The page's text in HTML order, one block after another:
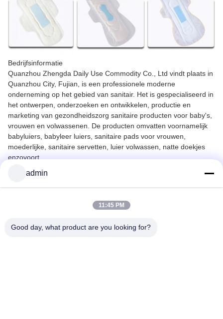
Bedrijfsinformatie
Quanzhou Zhengda Daily Use Commodity Co., Ltd vindt plaats in
Quanzhou City, Fujian, is een professionele moderne
onderneming op het gebied van sanitair. Het is gespecialiseerd in
het ontwerpen, onderzoeken en ontwikkelen, productie en
marketing van gezondheidszorg sanitaire producten voor baby's,
vrouwen en volwassenen. De producten omvatten voornamelijk
babyluiers, babyleer luiers, sanitaire pads voor vrouwen,
moederlijke, sanitaire servetten, luier volwassen, natte doekjes
enzovoort.
oprechtheid, pionier en invent", bezit Zhengda internationale
productieworkshop, de geavanceerde vaardigheden en
machines, Strict Quality Control System, samen met ISO9001,
maakt de producten van Zhengda hot Sellers in Europa, Amerika,
Oost enzovoort. Wat betreft de strategie voor particuliere merk,
admin
11:45 PM
Good day, what product are you looking for?